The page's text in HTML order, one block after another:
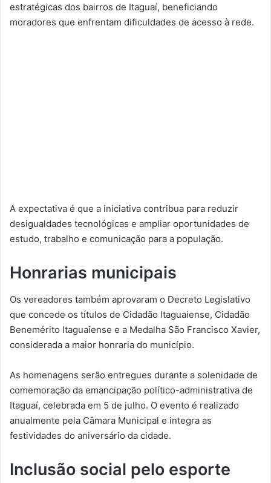
estratégicas dos bairros de Itaguaí, beneficiando
moradores que enfrentam dificuldades de acesso à rede.
A expectativa é que a iniciativa contribua para reduzir
desigualdades tecnológicas e ampliar oportunidades de
estudo, trabalho e comunicação para a população.
Honrarias municipais
Os vereadores também aprovaram o Decreto Legislativo
que concede os títulos de Cidadão Itaguaiense, Cidadão
Benemérito Itaguaiense e a Medalha São Francisco Xavier,
considerada a maior honraria do município.
As homenagens serão entregues durante a solenidade de
comemoração da emancipação político-administrativa de
Itaguaí, celebrada em 5 de julho. O evento é realizado
anualmente pela Câmara Municipal e integra as
festividades do aniversário da cidade.
Inclusão social pelo esporte